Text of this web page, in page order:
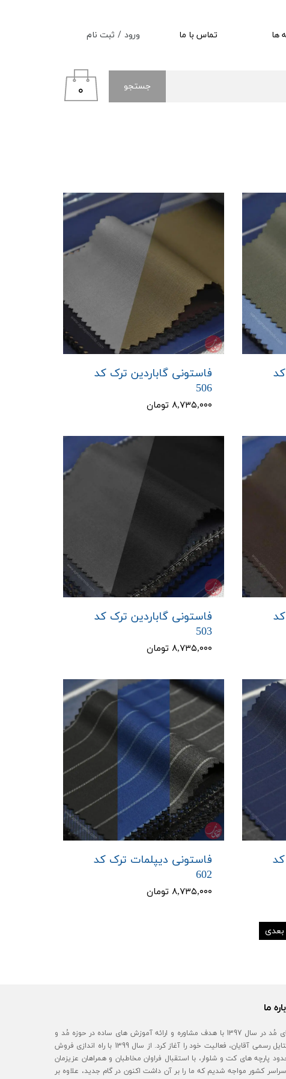
ورود / ثبت نام
تغییر گذر واژه
سفارشات
ها تماس با ما
جستجو ۰
فاستونی گاباردین ترک کد
506
۸,۷۳۵,۰۰۰ تومان
فاستونی گاباردین ترک کد
503
۸,۷۳۵,۰۰۰ تومان
فاستونی دیپلمات ترک کد
602
۸,۷۳۵,۰۰۰ تومان
بعدی
ما
آقای مُد در سال 1397 با هدف مشاوره و ارائه آموزش های ساده در حوزه مُد و
استایل رسمی آقایان، فعالیت خود را آغاز کرد. از سال 1399 با راه اندازی فروش
پارچه های کت و شلوار، با استقبال فراوان مخاطبان و همراهان عزیزمان
کشور مواجه شدیم که ما را بر آن داشت اکنون در گام جدید، علاوه بر